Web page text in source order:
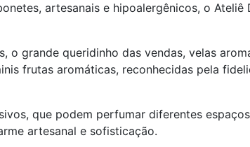
artesanais e hipoalergênicos, o Ateliê
o grande queridinho das vendas, velas
frutas aromáticas, reconhecidas pela
que podem perfumar diferentes
artesanal e sofisticação.